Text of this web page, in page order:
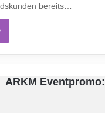
bereits…
ARKM Eventpromo: